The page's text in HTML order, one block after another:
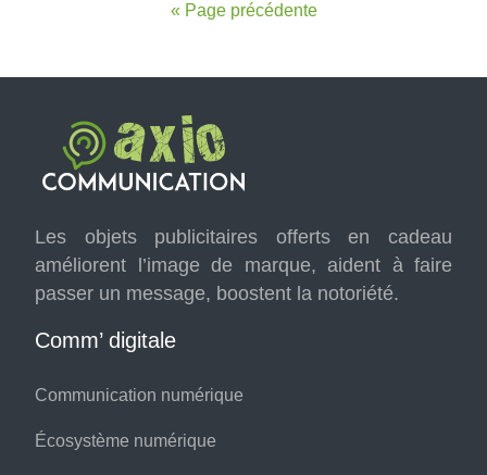
« Page précédente
Les objets publicitaires offerts en cadeau
améliorent l’image de marque, aident à faire
passer un message, boostent la notoriété.
Comm’ digitale
Communication numérique
Écosystème numérique